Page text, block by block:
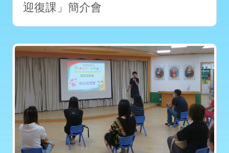
迎復課」簡介會